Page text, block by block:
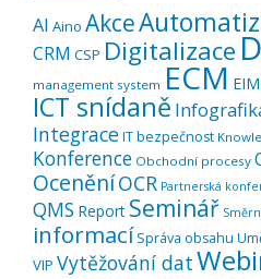
AI Aino Akce
CRM CSP Digitalizace
management system ECM EIM
ICT snídaně
IntegraceIT bezpečnost
Konference Obchodní procesy
OceněníOCR Partnerská
QMS Report Seminář
informací Správa obsahu
VIP Vytěžování dat